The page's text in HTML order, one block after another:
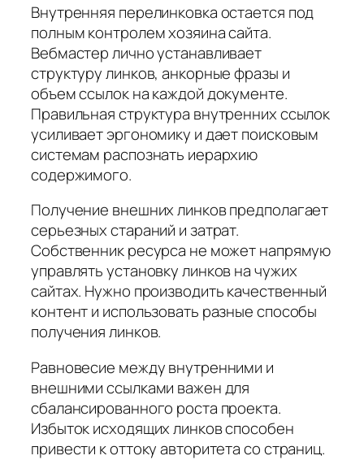
Внутренняя перелинковка остается под
полным контролем хозяина сайта.
Вебмастер лично устанавливает
структуру линков, анкорные фразы и
объем ссылок на каждой документе.
Правильная структура внутренних ссылок
усиливает эргономику и дает поисковым
системам распознать иерархию
содержимого.
Получение внешних линков предполагает
серьезных стараний и затрат.
Собственник ресурса не может напрямую
управлять установку линков на чужих
сайтах. Нужно производить качественный
контент и использовать разные способы
получения линков.
Равновесие между внутренними и
внешними ссылками важен для
сбалансированного роста проекта.
Избыток исходящих линков способен
привести к оттоку авторитета со страниц.